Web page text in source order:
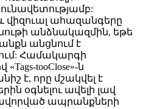
վիզուալ ահազանգերը
անձնակազմին, եթե
անցնում է
Համակարգի
tooClose»-ն
է, որը մշակվել է
օգնելու ավելի լավ
ապրանքների